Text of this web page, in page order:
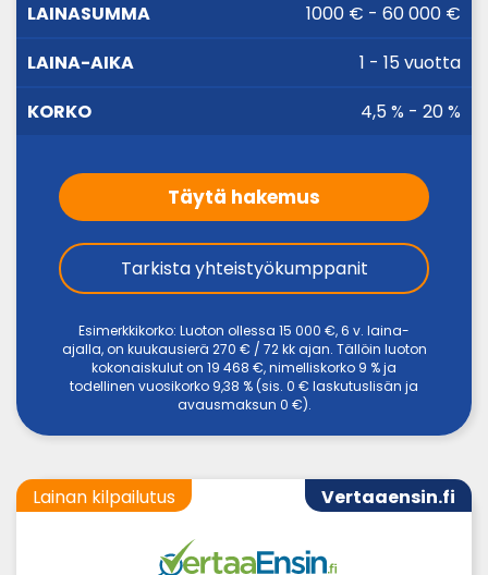
LAINASUMMA KORKO1000 € - 60 000 €
1 - 15 vuotta
4,5 % - 20 %
Täytä hakemus
Tarkista yhteistyökumppanit
Esimerkkikorko: Luoton ollessa 15 000 €, 6 v. laina-
ajalla, on kuukausierä 270 € / 72 kk ajan. Tällöin luoton
kokonaiskulut on 19 468 €, nimelliskorko 9 % ja
todellinen vuosikorko 9,38 % (sis. 0 € laskutuslisän ja
avausmaksun 0 €).
Vertaaensin.fi
Lainan kilpailutus